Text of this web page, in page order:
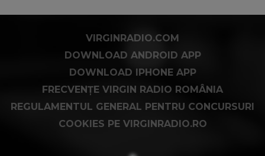
VIRGINRADIO.COM
DOWNLOAD ANDROID APP
DOWNLOAD IPHONE APP
FRECVENȚE VIRGIN RADIO ROMÂNIA
REGULAMENTUL GENERAL PENTRU CONCURSURI
COOKIES PE VIRGINRADIO.RO